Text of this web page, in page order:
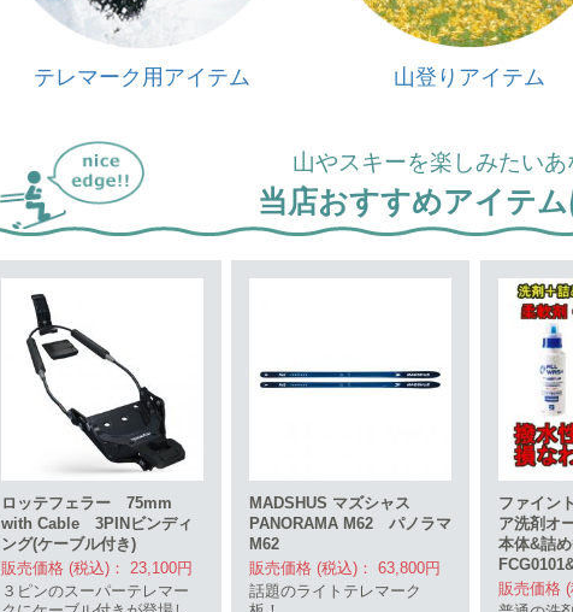
テレマーク用アイテム 山登りアイテム
山やスキーを楽しみたいあ
当店おすすめアイテ
ロッテフェラー 75mm
with Cable 3PINビンディ
ング(ケーブル付き)
販売価格 (税込)： 23,100円
３ピンのスーパーテレマー
MADSHUS マズシャス
PANORAMA M62 パノラマ
M62
販売価格 (税込)： 63,800円
話題のライトテレマーク
ファイン
ア洗剤オ
本体&詰
販売価格